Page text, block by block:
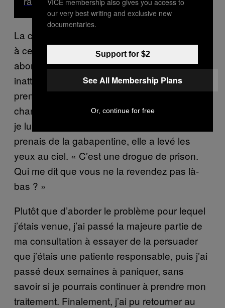
La communauté médicale a également réagi
à ce revirement. Une nouvelle généraliste a
abordé mon ordonnance avec une hostilité
inattendue. « Si vous voulez continuer à
prendre ce médicament, vous feriez mieux de
changer de cabinet », m’a-t-elle dit. Lorsque
je lui ai expliqué les raisons pour lesquelles je
prenais de la gabapentine, elle a levé les
yeux au ciel. « C’est une drogue de prison.
Qui me dit que vous ne la revendez pas là-
bas ? »
Plutôt que d’aborder le problème pour lequel
j’étais venue, j’ai passé la majeure partie de
ma consultation à essayer de la persuader
que j’étais une patiente responsable, puis j’ai
passé deux semaines à paniquer, sans
savoir si je pourrais continuer à prendre mon
traitement. Finalement, j’ai pu retourner au
our very best writing and exclusive new
documentaries.
Support for $2
See All Membership Plans
Or, continue for free